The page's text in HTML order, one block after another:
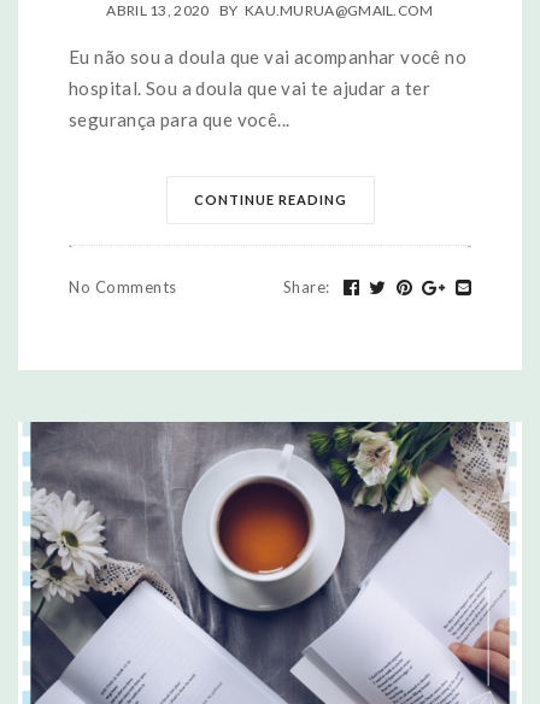
ABRIL 13, 2020 BY KAU.MURUA@GMAIL.COM
Eu não sou a doula que vai acompanhar você no
hospital. Sou a doula que vai te ajudar a ter
segurança para que você...
CONTINUE READING
No Comments Share: